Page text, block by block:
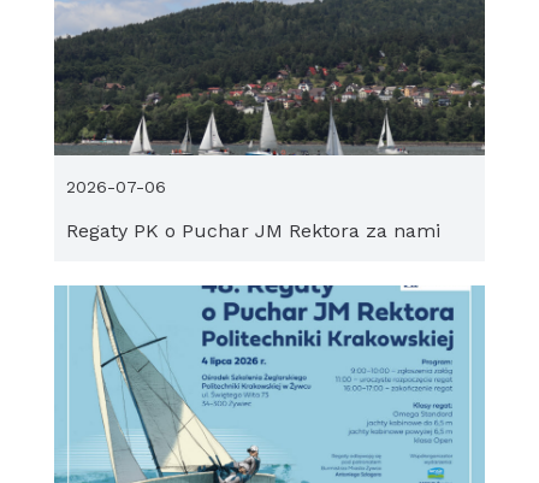
Regaty PK o Puchar JM Rektora za nami
2026-07-06